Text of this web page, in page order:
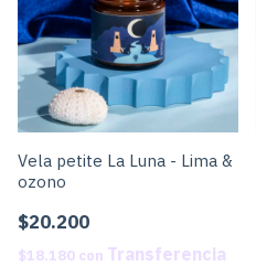
Vela petite La Luna - Lima &
ozono
$20.200
$18.180 con